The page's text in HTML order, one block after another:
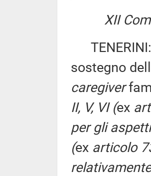
XII
sostegno
caregiver
II, V, VI (ex
per gli
(ex articolo